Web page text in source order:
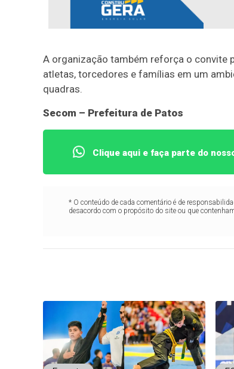
A organização também reforça o convite
atletas, torcedores e famílias em um
quadras.
Secom – Prefeitura de Patos
Clique aqui e faça parte do
* O conteúdo de cada comentário é de
desacordo com o propósito do site ou que